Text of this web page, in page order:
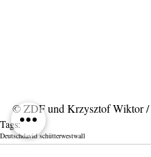
© ZDF und Krzysztof Wiktor /
Tags:
Deutschdavid schütterwestwall